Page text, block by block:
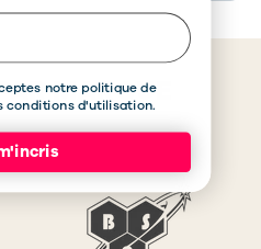
MARQUE
notre politique de
conditions d'utilisation.